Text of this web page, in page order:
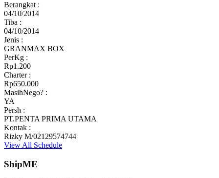
Berangkat :
04/10/2014
Tiba :
04/10/2014
Jenis :
GRANMAX BOX
PerKg :
Rp1.200
Charter :
Rp650.000
MasihNego? :
YA
Persh :
PT.PENTA PRIMA UTAMA
Kontak :
Rizky M/02129574744
View All Schedule
ShipME